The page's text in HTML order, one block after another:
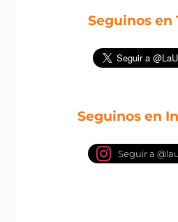
Seguinos
Seguinos en
Seguir a